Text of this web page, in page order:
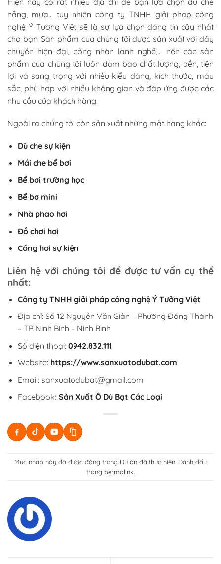
nắng, mưa… tuy nhiên công ty TNHH giải pháp công
nghệ Ý Tưởng Việt sẽ là sự lựa chọn đáng tin cậy nhất
cho bạn. Sản phẩm của chúng tôi được sản xuất với dây
chuyền hiện đại, công nhân lành nghề,… nên các sản
phẩm của chúng tôi luôn đảm bảo chất lượng, bền, tiện
lợi và sang trọng với nhiều kiểu dáng, kích thước, màu
sắc, phù hợp với nhiều không gian và đáp ứng được các
nhu cầu của khách hàng.
Ngoài ra chúng tôi còn sản xuất những mặt hàng khác:
Dù che sự kiện
Mái che bể bơi
Bể bơi trường học
Bể bơ mini
Nhà phao hơi
Đồ chơi hơi
Cổng hơi sự kiện
Liên hệ với chúng tôi để được tư vấn cụ thể
nhất:
Công ty TNHH giải pháp công nghệ Ý Tưởng Việt
Địa chỉ: Số 12 Nguyễn Văn Giản – Phường Đông Thành
– TP Ninh Bình – Ninh Bình
Số điện thoại: 0942.832.111
Website: https://www.sanxuatodubat.com
Email: sanxuatodubat@gmail.com
Facebook:Sản Xuất Ô Dù Bạt Các Loại
Mục nhập này đã được đăng trong Dự án đã thực hiện . Đánh dấu
trang permalink